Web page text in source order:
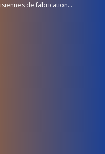
de fabrication…